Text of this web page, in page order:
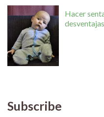
Hacer
desventajas
Subscribe